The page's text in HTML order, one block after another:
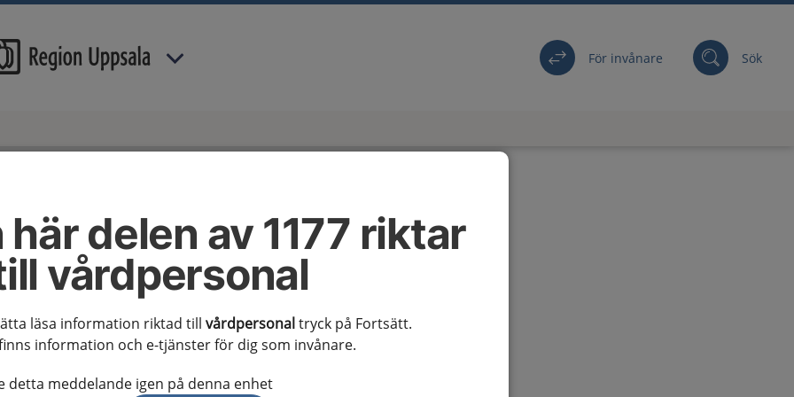
här delen av 1177 riktar
vårdpersonal
läsa information riktad till vårdpersonaltryck på Fortsätt.
information och e-tjänster för dig som invånare.
detta meddelande igen på denna enhet
har valt regionUppsala län För invånare Sök
av